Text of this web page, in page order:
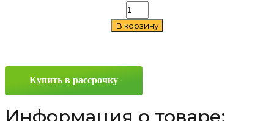
Количество
товара
LS
ET45
GMF
В корзину
Купить в рассрочку
Информация о товаре: